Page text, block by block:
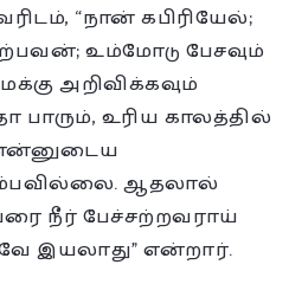
“நான் கபிரியேல்;
உம்மோடு பேசவும்
அறிவிக்கவும்
உரிய காலத்தில்
ஆதலால்
நீர் பேச்சற்றவராய்
இயலாது” என்றார்.